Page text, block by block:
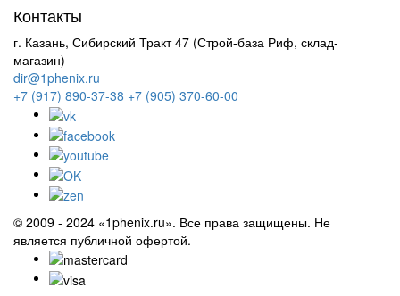
Контакты
г. Казань, Сибирский Тракт 47 (Строй-база Риф, склад-
магазин)
dir@1phenix.ru
+7 (917) 890-37-38 +7 (905) 370-60-00
© 2009 - 2024 «1phenix.ru». Все права защищены. Не
является публичной офертой.